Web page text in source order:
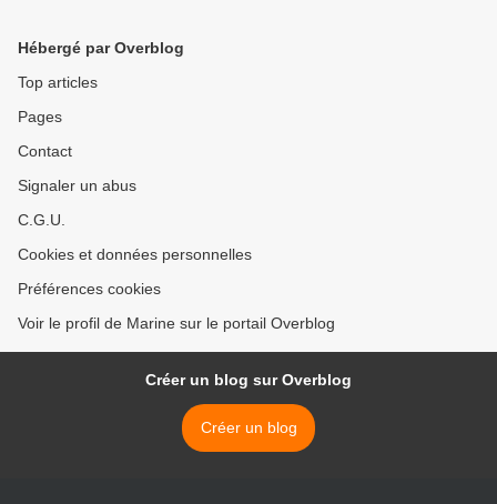
Hébergé par Overblog
Top articles
Pages
Contact
Signaler un abus
C.G.U.
Cookies et données personnelles
Préférences cookies
Voir le profil de Marine sur le portail Overblog
Créer un blog sur Overblog
Créer un blog